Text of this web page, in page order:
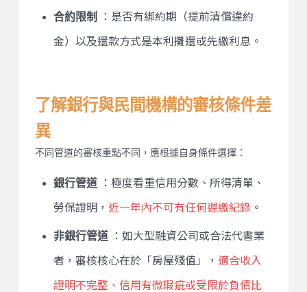
合約限制 ：是否有綁約期（提前清償違約
金）以及還款方式是本利攤還或先繳利息。
了解銀行與民間機構的審核條件差
異
不同管道的審核重點不同，應根據自身條件選擇：
銀行管道：極度看重信用分數、所得清單、
勞保證明， 近一年內不可有任何遲繳紀錄。
非銀行管道：如大型融資公司或合法代書業
者，審核核心在於「房屋殘值」， 適合收入
證明不完整、信用有微瑕疵或受限於負債比